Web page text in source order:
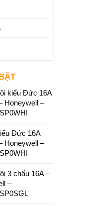
kiểu Đức 16A
Honeywell –
Đức 16A
Honeywell –
3 chấu 16A –
–